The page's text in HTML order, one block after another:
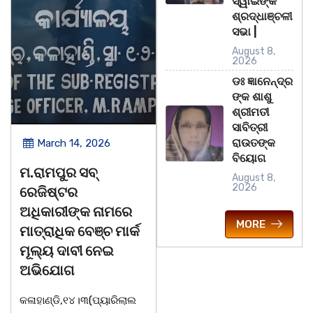
March 14, 2026
ଚିତାବାଘ ର ନଖ ଜବତ
ତିନି ଯୁବକ ଗିରଫ ଓ
କୋର୍ଟ ଚାଲାଣ
କଳାହାଣ୍ଡି,୧୪|୩(ପ୍ୟାରିଲାଲ
ଦୁର୍ଗା ଙ୍କ ରିପୋର୍ଟ):ବେଆଇନ
କରି ବ୍ୟବସାୟ ଚାଲୁଥିବା
March 8, 2026
ସଶକ୍ତ ଓଡିଶା ପକ୍ଷରୁ
ବିଶ୍ୱ ମହିଳା ଦିବସ
ଅନୁଷ୍ଠିତ
ଭୁବନେଶ୍ୱର, 08/03/
ଶ୍ରଦ୍ଧାଞ୍ଚଳୀ
ସଭା |
August 8,
2026
ଡଃ ଜ୍ଞାନେନ୍ଦ୍ର
ଙ୍କ ଶାଶୁ
ଶ୍ରୀମତୀ
ସାବିତ୍ରୀ
ରାଉତଙ୍କ
ବିୟୋଗ
August 8,
2026
MORE